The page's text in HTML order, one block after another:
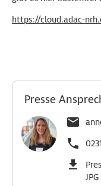
https://cloud.adac-
Presse